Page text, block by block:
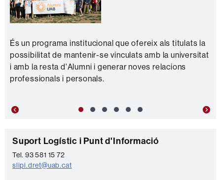
És un programa institucional que ofereix als titulats la
possibilitat de mantenir-se vinculats amb la universitat
i amb la resta d'Alumni i generar noves relacions
professionals i personals.
C
o
n
Suport Logístic i Punt d'Informació
Tel. 93 581 15 72
slipi.dret@uab.cat